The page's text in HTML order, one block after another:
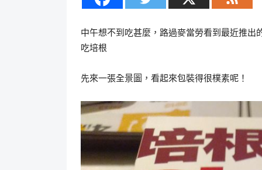
中午想不到吃甚麼，路過麥當勞看到最近推出
吃培根
先來一張全景圖，看起來包裝得很樸素呢！